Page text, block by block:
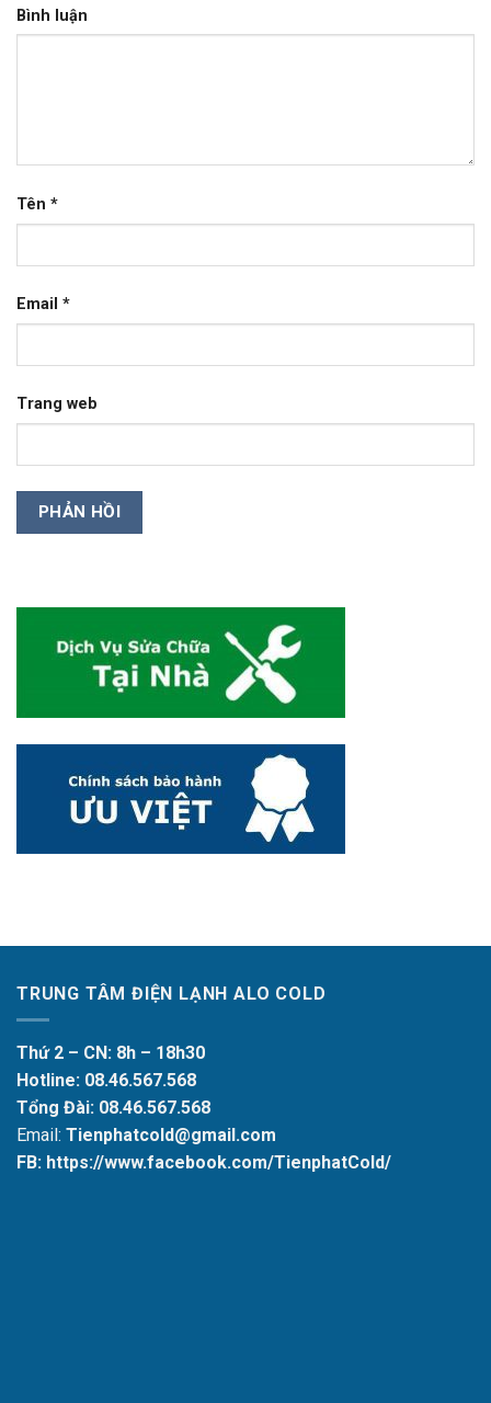
Bình luận
Tên *
Email *
Trang web
TRUNG TÂM ĐIỆN LẠNH ALO COLD
Thứ 2 – CN: 8h – 18h30
Hotline: 08.46.567.568
Tổng Đài: 08.46.567.568
Email: Tienphatcold@gmail.com
FB: https://www.facebook.com/TienphatCold/